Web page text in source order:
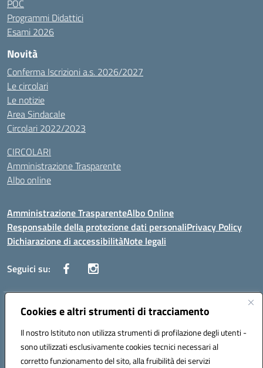
Cookies e altri strumenti di tracciamento
Il nostro Istituto non utilizza strumenti di profilazione degli utenti -
sono utilizzati esclusivamente cookies tecnici necessari al
corretto funzionamento del sito, alla fruibilità dei servizi
POC
Programmi Didattici
Esami 2026
Novità
Conferma Iscrizioni a.s. 2026/2027
Le circolari
Le notizie
Area Sindacale
Circolari 2022/2023
CIRCOLARI
Amministrazione Trasparente
Albo online
Amministrazione TrasparenteAlbo Online
Responsabile della protezione dati personaliPrivacy Policy
Dichiarazione di accessibilitàNote legali
Seguici su:
Indirizzo:Corso Vittorio Emanuele, 27 90133 - Palermo
Posta elettronica certificata (PEC):pais03600r@pec.istruzione.it
Codice fiscale: 97308550827